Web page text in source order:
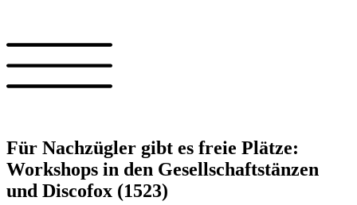
Für Nachzügler gibt es freie Plätze:
Workshops in den Gesellschaftstänzen
und Discofox (1523)